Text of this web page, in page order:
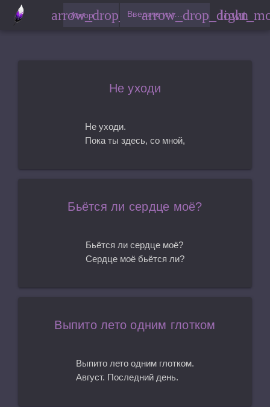
Автор
arrow_drop_down Введите имя автора
arrow_drop_down
Не уходи
Не уходи.
Пока ты здесь, со мной,
Бьётся ли сердце моё?
Бьётся ли сердце моё?
Сердце моё бьётся ли?
Выпито лето одним глотком
Выпито лето одним глотком.
Август. Последний день.